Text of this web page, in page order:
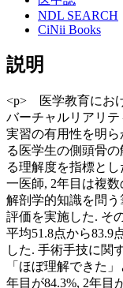
NDL SEARCH
CiNii Books
説明
<p> 医学教育にお
バーチャルリアリ
実習の有用性を明ら
る医学生の側頭骨
る理解度を指標と
一医師, 2年目は複
解剖学的知識を問
評価を実施した. そ
平均51.8点から83.9
した. 手術手技に関
「ほぼ理解できた
年目が84.3%, 2年目